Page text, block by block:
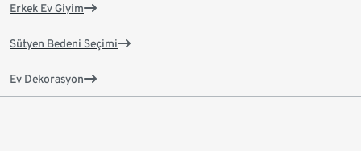
Erkek Ev Giyim
Sütyen Bedeni Seçimi
Ev Dekorasyon